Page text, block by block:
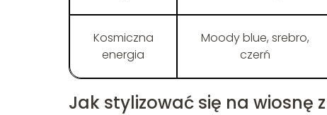
Kosmiczna
energia
Moody blue, srebro,
czerń
Jak stylizować się na wiosnę